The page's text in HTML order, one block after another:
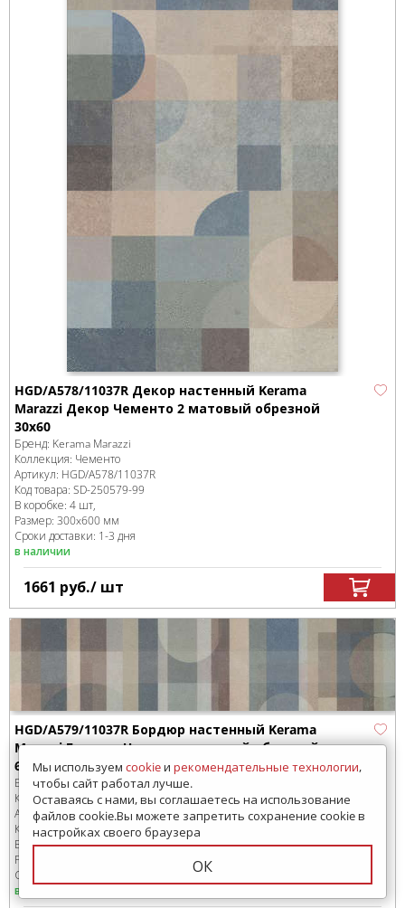
HGD/A578/11037R Декор настенный Kerama
Marazzi Декор Чементо 2 матовый обрезной
30x60
Бренд: Kerama Marazzi
Коллекция: Чементо
Артикул: HGD/A578/11037R
Код товара: SD-250579-99
В коробке: 4 шт,
Размер: 300x600 мм
Сроки доставки: 1-3 дня
в наличии
1661 руб./ шт
HGD/A579/11037R Бордюр настенный Kerama
Marazzi Бордюр Чементо матовый обрезной
60x14,5
Бренд:Kerama Marazzi
Коллекция:Чементо
Артикул:HGD/A579/11037R
Код товара:SD-250580-99
В коробке:8 шт,
Размер:
Сроки доставки: 1-3 дня
в наличии
Мы используем cookieи рекомендательные технологии,
чтобы сайт работал лучше.
Оставаясь с нами, вы соглашаетесь на использование
файлов cookie.Вы можете запретить сохранение cookie в
настройках своего браузера
ОК